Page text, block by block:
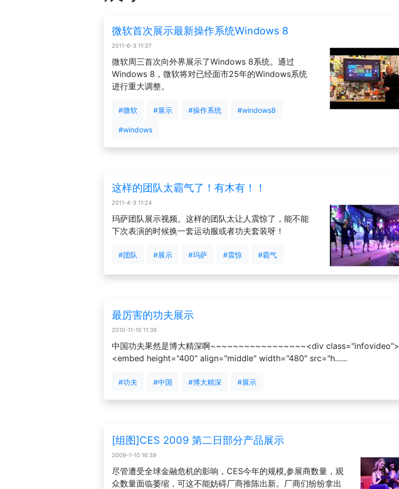
微软首次展示最新操作系统Windows 8
2011-6-3 11:37
微软周三首次向外界展示了Windows 8系统。通过
Windows 8，微软将对已经面市25年的Windows系统
进行重大调整。
#微软 #展示 #操作系统 #windows8
#windows
这样的团队太霸气了！有木有！！
2011-4-3 11:24
玛萨团队展示视频。这样的团队太让人震惊了，能不能
下次表演的时候换一套运动服或者功夫套装呀！
#团队 #展示 #玛萨 #震惊 #霸气
最厉害的功夫展示
2010-11-10 11:36
中国功夫果然是博大精深啊~~~~~~~~~~~~~~~~~<div class="infovideo">
<embed height="400" align="middle" width="480" src="h......
#功夫 #中国 #博大精深 #展示
[组图]CES 2009 第二日部分产品展示
2009-1-10 16:39
尽管遭受全球金融危机的影响，CES今年的规模,参展商数量，观
众数量面临萎缩，可这不能妨碍厂商推陈出新。厂商们纷纷拿出